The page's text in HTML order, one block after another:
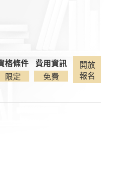
跳
視
格條件
限定
費用資訊
免費
開放
報名